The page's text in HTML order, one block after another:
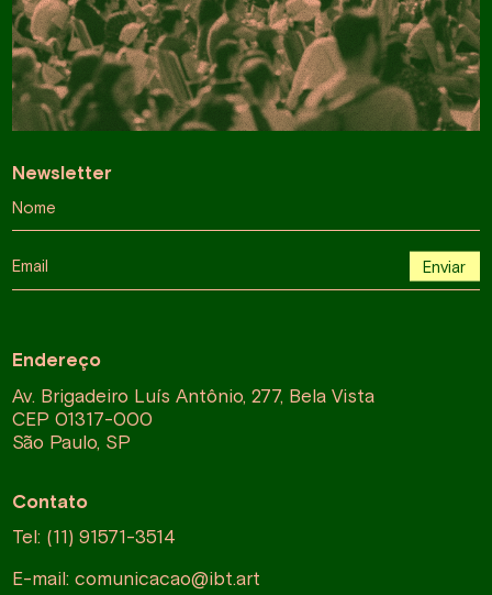
Endereço
Av. Brigadeiro Luís Antônio, 277, Bela Vista
CEP 01317-000
São Paulo, SP
Contato
Tel: (11) 91571-3514
E-mail: comunicacao@ibt.art
Newsletter
Nome
Email Enviar